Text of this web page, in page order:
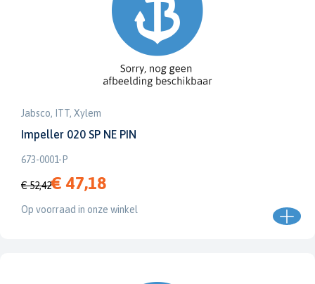
Jabsco, ITT, Xylem
Impeller 020 SP NE PIN
673-0001-P
€ 52,42€ 47,18
Op voorraad in onze winkel